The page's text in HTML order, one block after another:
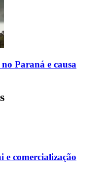
Paraná e causa
e comercialização